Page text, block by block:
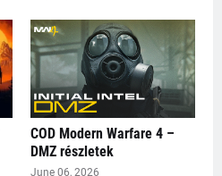
COD Modern Warfare 4 –
DMZ részletek
June 06, 2026